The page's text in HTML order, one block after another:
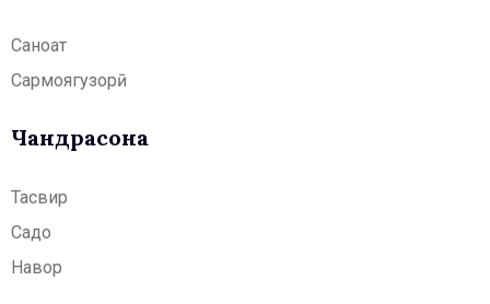
Саноат
Сармоягузорӣ
Чандрасонаӣ
Тасвир
Садо
Навор